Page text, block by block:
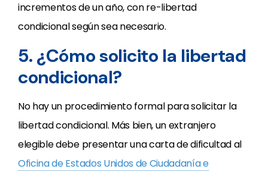
incrementos de un año, con re-libertad
condicional según sea necesario.
5. ¿Cómo solicito la libertad
condicional?
No hay un procedimiento formal para solicitar la
libertad condicional. Más bien, un extranjero
elegible debe presentar una carta de dificultad al
Oficina de Estados Unidos de Ciudadanía e